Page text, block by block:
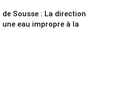
Sousse : La direction
eau impropre à la